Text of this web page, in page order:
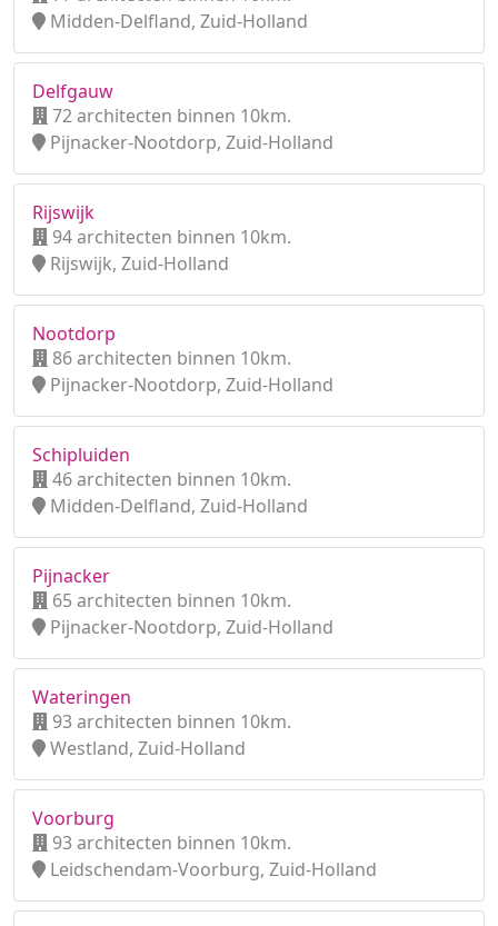
Midden-Delfland, Zuid-Holland
Delfgauw
72 architecten binnen 10km.
Pijnacker-Nootdorp, Zuid-Holland
Rijswijk
94 architecten binnen 10km.
Rijswijk, Zuid-Holland
Nootdorp
86 architecten binnen 10km.
Pijnacker-Nootdorp, Zuid-Holland
Schipluiden
46 architecten binnen 10km.
Midden-Delfland, Zuid-Holland
Pijnacker
65 architecten binnen 10km.
Pijnacker-Nootdorp, Zuid-Holland
Wateringen
93 architecten binnen 10km.
Westland, Zuid-Holland
Voorburg
93 architecten binnen 10km.
Leidschendam-Voorburg, Zuid-Holland